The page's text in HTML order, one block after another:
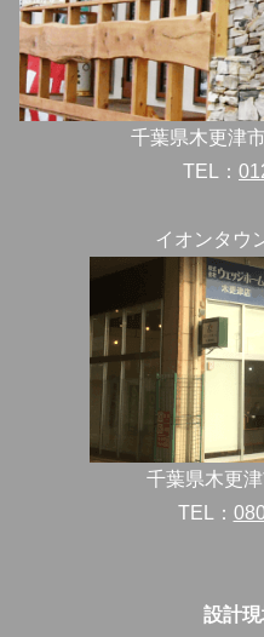
千葉県木更津
TEL：
イオンタウ
千葉県木更
TEL：
設計